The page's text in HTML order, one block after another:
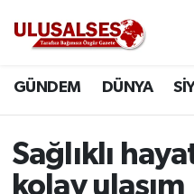
GÜNDEM DÜNYA
Sağlıklı
kolay ulaşım
DÜNYA
SİYASET
Trafik Durumu
Süper Lig Puan